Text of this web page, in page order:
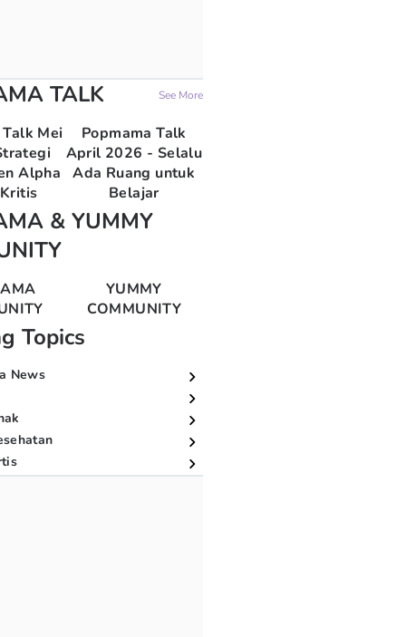
TALK See More
Mei
Alpha
Popmama Talk
April 2026 - Selalu
Ada Ruang untuk
Belajar
& YUMMY
YUMMY
COMMUNITY
Topics
News